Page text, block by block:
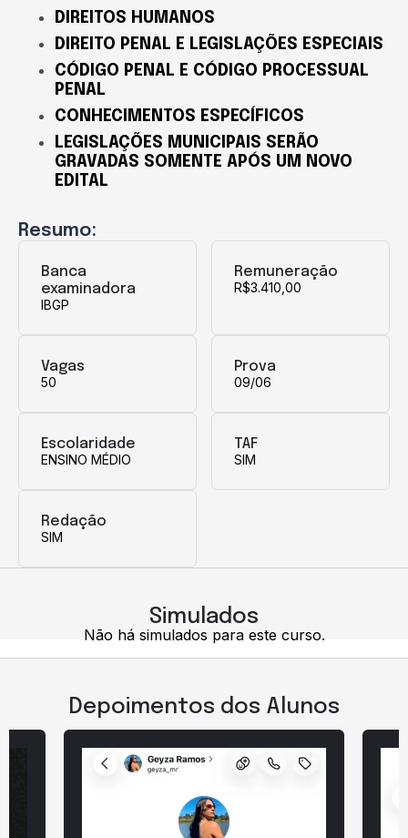
DIREITOS HUMANOS
DIREITO PENAL E LEGISLAÇÕES ESPECIAIS
CÓDIGO PENAL E CÓDIGO PROCESSUAL
PENAL
CONHECIMENTOS ESPECÍFICOS
LEGISLAÇÕES MUNICIPAIS SERÃO
GRAVADAS SOMENTE APÓS UM NOVO
EDITAL
Resumo:
Banca
examinadora
IBGP
Remuneração
R$3.410,00
Vagas
50
Prova
09/06
Escolaridade
ENSINO MÉDIO
TAF
SIM
Redação
SIM
Simulados
Não há simulados para este curso.
Depoimentos dos Alunos